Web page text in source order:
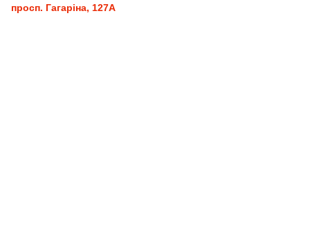
просп. Гагаріна, 127А